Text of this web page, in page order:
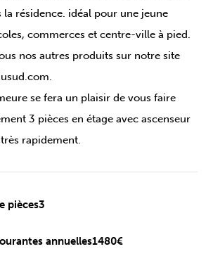
résidence. idéal pour une jeune
commerces et centre-ville à pied.
nos autres produits sur notre site
se fera un plaisir de vous faire
3 pièces en étage avec ascenseur
rapidement.
pièces3
annuelles1480€